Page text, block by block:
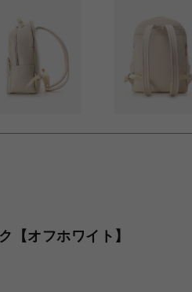
【オフホワイト】